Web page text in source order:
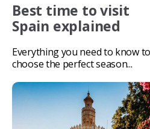
Best time to visit
Spain explained
Everything you need to know to
choose the perfect season...